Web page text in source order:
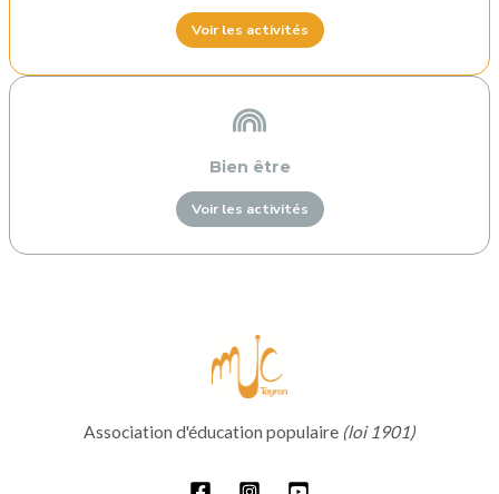
Voir les activités
Bien être
Voir les activités
Association d'éducation populaire (loi 1901)